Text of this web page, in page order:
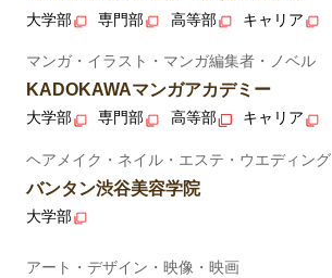
大学部 専門部 高等部 キャリア
マンガ・イラスト・マンガ編集者・ノベル
KADOKAWAマンガアカデミー
大学部 専門部 高等部 キャリア
ヘアメイク・ネイル・エステ・ウエディング
バンタン渋谷美容学院
大学部
アート・デザイン・映像・映画